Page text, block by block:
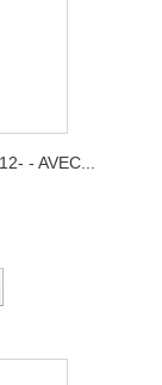
- AVEC...